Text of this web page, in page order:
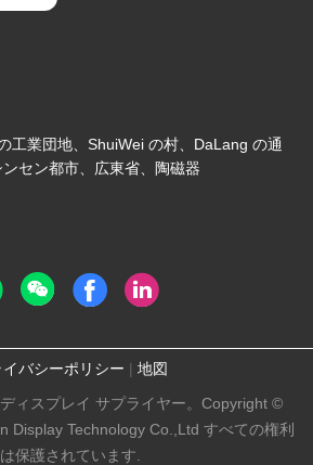
工業団地、ShuiWei の村、DaLang の通
セン都市、広東省、陶磁器
イバシーポリシー | 地図
ィスプレイ サプライヤー。Copyright ©
Display Technology Co.,Ltd すべての権利
は保護されています.